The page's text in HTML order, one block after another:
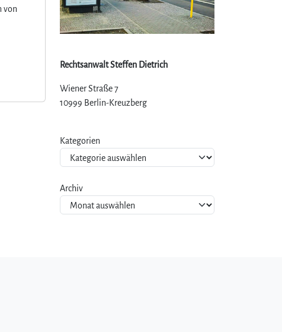
von
Rechtsanwalt Steffen Dietrich
Wiener Straße 7
10999 Berlin-Kreuzberg
Kategorien
Archiv